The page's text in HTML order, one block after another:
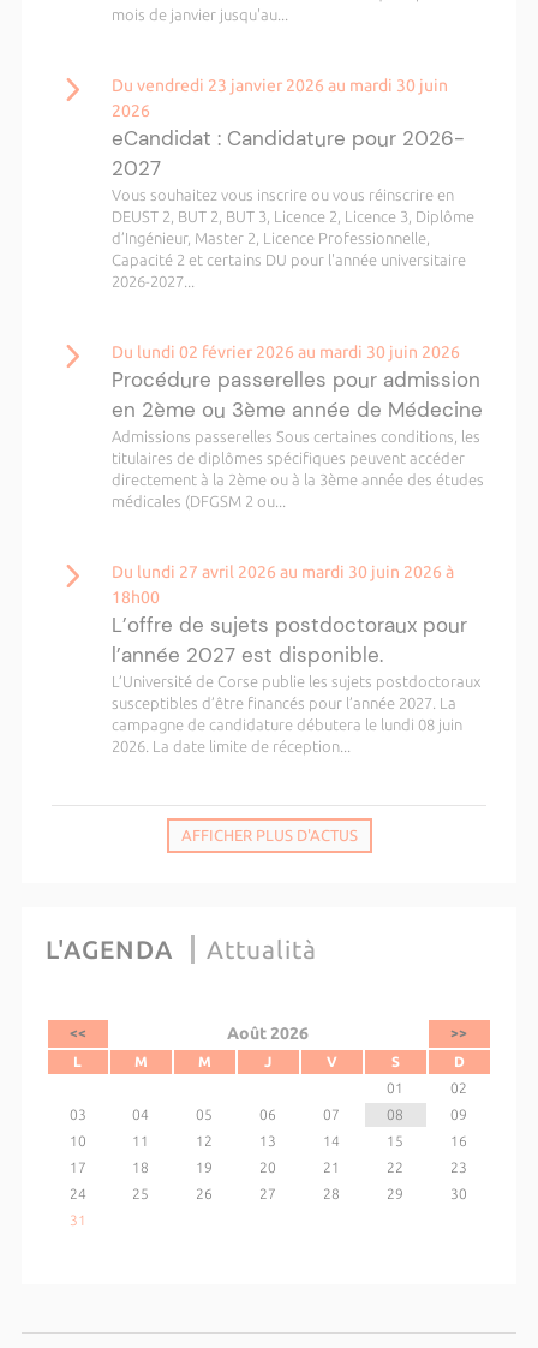
mois de janvier jusqu'au...
Du vendredi 23 janvier 2026 au mardi 30 juin
2026
eCandidat : Candidature pour 2026-
2027
Vous souhaitez vous inscrire ou vous réinscrire en
DEUST 2, BUT 2, BUT 3, Licence 2, Licence 3, Diplôme
d’Ingénieur, Master 2, Licence Professionnelle,
Capacité 2 et certains DU pour l'année universitaire
2026-2027...
Du lundi 02 février 2026 au mardi 30 juin 2026
Procédure passerelles pour admission
en 2ème ou 3ème année de Médecine
Admissions passerelles Sous certaines conditions, les
titulaires de diplômes spécifiques peuvent accéder
directement à la 2ème ou à la 3ème année des études
médicales (DFGSM 2 ou...
Du lundi 27 avril 2026 au mardi 30 juin 2026 à
18h00
L’offre de sujets postdoctoraux pour
l’année 2027 est disponible.
L’Université de Corse publie les sujets postdoctoraux
susceptibles d’être financés pour l’année 2027. La
campagne de candidature débutera le lundi 08 juin
2026. La date limite de réception...
AFFICHER PLUS D'ACTUS
L'AGENDA Attualità
<< Août 2026
>>
L
M M J V S
D
01
02
03
04 05 06 07 08
09
10
11 12 13 14 15
16
17
18 19 20 21 22
23
24
25 26 27 28 29
30
31